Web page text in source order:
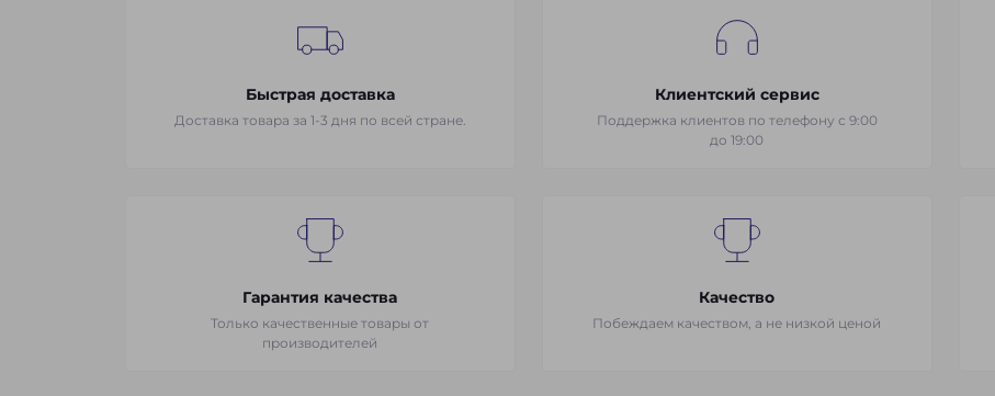
Быстрая доставка
Доставка товара за 1-3 дня по всей стране.
Клиентский сервис
Поддержка клиентов по телефону с 9:00
до 19:00
Гарантия качества
Только качественные товары от
производителей
Качество
Побеждаем качеством, а не низкой ценой